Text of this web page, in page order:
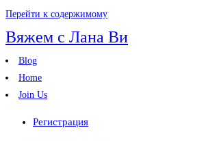
Перейти к содержимому
Вяжем с Лана Ви
Blog
Home
Join Us
Регистрация